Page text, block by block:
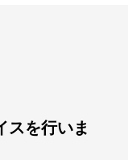
スを行いま